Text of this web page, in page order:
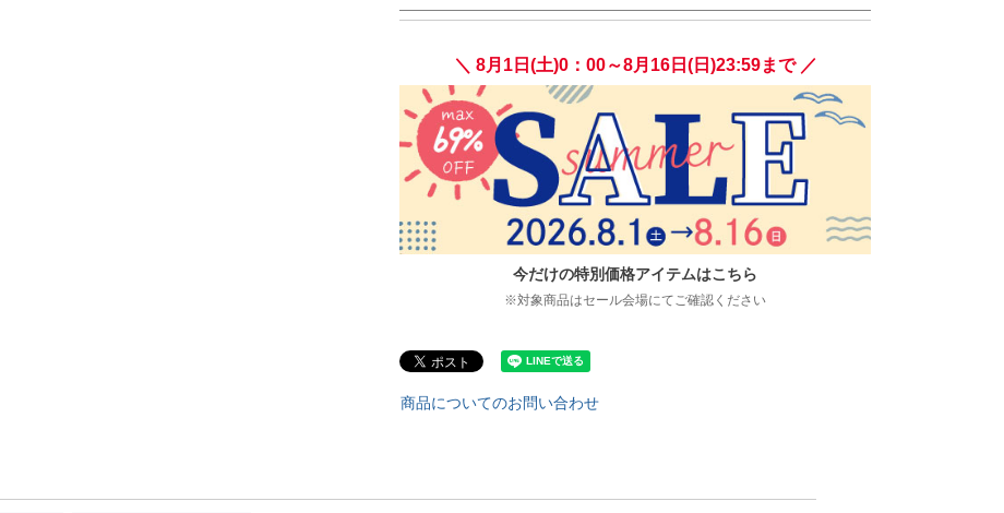
＼ 8月1日(土)0：00～8月16日(日)23:59まで ／
今だけの特別価格アイテムはこちら
※対象商品はセール会場にてご確認ください
商品についてのお問い合わせ